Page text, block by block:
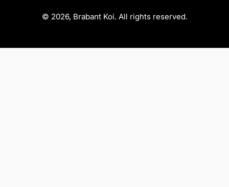
© 2026, Brabant Koi. All rights reserved.